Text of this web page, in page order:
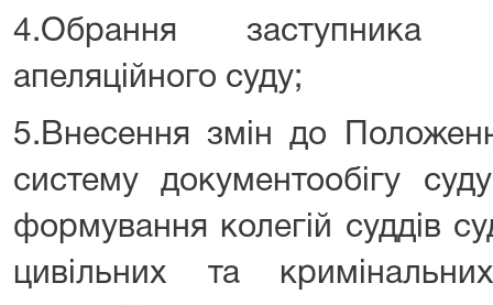
4.Обрання заступника
апеляційного суду;
5.Внесення змін до
систему документообігу
формування колегій суддів
цивільних та